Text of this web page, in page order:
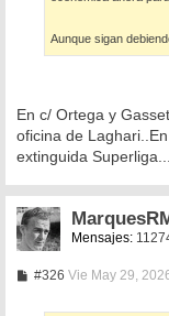
Aunque sigan
En c/ Ortega y
oficina de
extinguida Superliga...
Mensajes:
#326MVie May 29,